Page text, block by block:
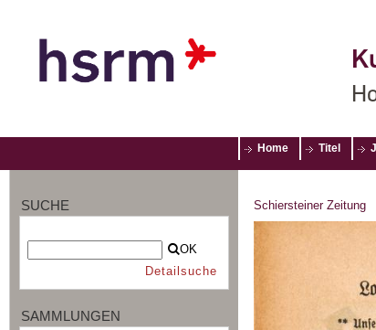
Home Titel
SUCHE
OK
Detailsuche
SAMMLUNGEN
Schiersteiner Zeitung